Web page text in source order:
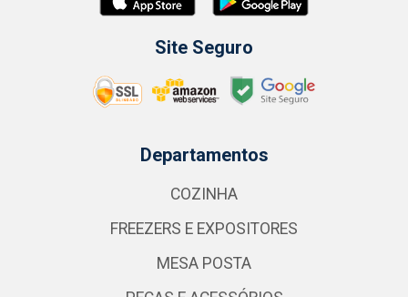
Site Seguro
Departamentos
COZINHA
FREEZERS E EXPOSITORES
MESA POSTA